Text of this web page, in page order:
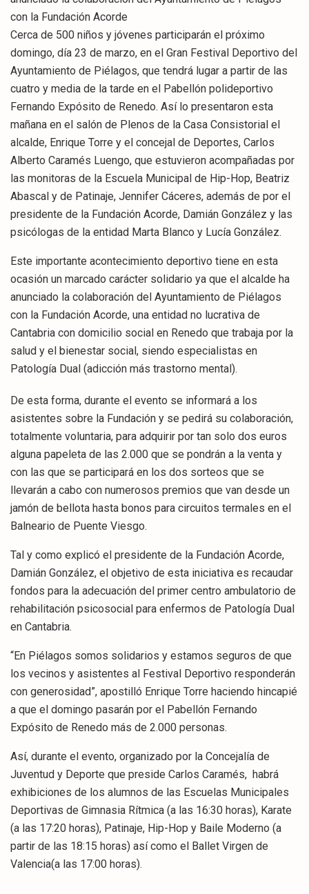
con la Fundación Acorde
Cerca de 500 niños y jóvenes participarán el próximo
domingo, día 23 de marzo, en el Gran Festival Deportivo del
Ayuntamiento de Piélagos, que tendrá lugar a partir de las
cuatro y media de la tarde en el Pabellón polideportivo
Fernando Expósito de Renedo. Así lo presentaron esta
mañana en el salón de Plenos de la Casa Consistorial el
alcalde, Enrique Torre y el concejal de Deportes, Carlos
Alberto Caramés Luengo, que estuvieron acompañadas por
las monitoras de la Escuela Municipal de Hip-Hop, Beatriz
Abascal y de Patinaje, Jennifer Cáceres, además de por el
presidente de la Fundación Acorde, Damián González y las
psicólogas de la entidad Marta Blanco y Lucía González.
Este importante acontecimiento deportivo tiene en esta
ocasión un marcado carácter solidario ya que el alcalde ha
anunciado la colaboración del Ayuntamiento de Piélagos
con la Fundación Acorde, una entidad no lucrativa de
Cantabria con domicilio social en Renedo que trabaja por la
salud y el bienestar social, siendo especialistas en
Patología Dual (adicción más trastorno mental).
De esta forma, durante el evento se informará a los
asistentes sobre la Fundación y se pedirá su colaboración,
totalmente voluntaria, para adquirir por tan solo dos euros
alguna papeleta de las 2.000 que se pondrán a la venta y
con las que se participará en los dos sorteos que se
llevarán a cabo con numerosos premios que van desde un
jamón de bellota hasta bonos para circuitos termales en el
Balneario de Puente Viesgo.
Tal y como explicó el presidente de la Fundación Acorde,
Damián González, el objetivo de esta iniciativa es recaudar
fondos para la adecuación del primer centro ambulatorio de
rehabilitación psicosocial para enfermos de Patología Dual
en Cantabria.
“En Piélagos somos solidarios y estamos seguros de que
los vecinos y asistentes al Festival Deportivo responderán
con generosidad”, apostilló Enrique Torre haciendo hincapié
a que el domingo pasarán por el Pabellón Fernando
Expósito de Renedo más de 2.000 personas.
Así, durante el evento, organizado por la Concejalía de
Juventud y Deporte que preside Carlos Caramés, habrá
exhibiciones de los alumnos de las Escuelas Municipales
Deportivas de Gimnasia Rítmica (a las 16:30 horas), Karate
(a las 17:20 horas), Patinaje, Hip-Hop y Baile Moderno (a
partir de las 18:15 horas) así como el Ballet Virgen de
Valencia(a las 17:00 horas).